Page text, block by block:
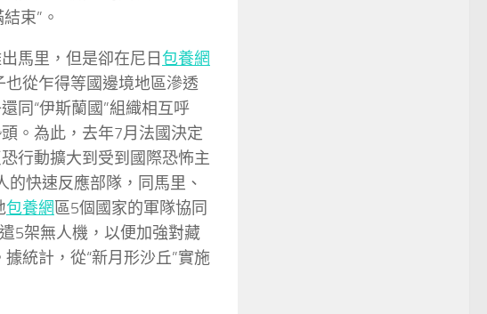
束”。
馬里，但是卻在尼日包養網
從乍得等國邊境地區滲透
同“伊斯蘭國”組織相互呼
。為此，去年7月法國決定
行動擴大到受到國際恐怖主
快速反應部隊，同馬里、
包養網區5個國家的軍隊協同
5架無人機，以便加強對藏
統計，從“新月形沙丘”實施